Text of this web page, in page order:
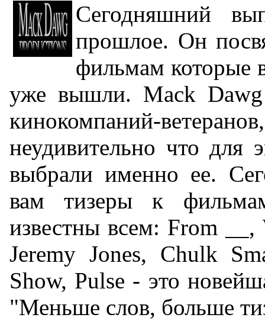
Сегодняшний
прошлое. Он
фильмам которые
уже вышли. Mack
кинокомпаний-
неудивительно что для
выбрали именно ее.
вам тизеры к
известны всем: From
Jeremy Jones, Chulk
Show, Pulse - это
"Меньше слов, больше